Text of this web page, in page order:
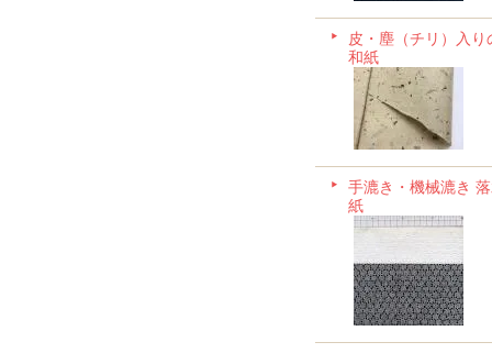
皮・塵（チリ）入り
和紙
手漉き・機械漉き
紙